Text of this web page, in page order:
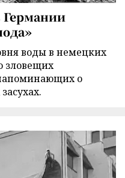
Германии
воды в немецких
зловещих
о